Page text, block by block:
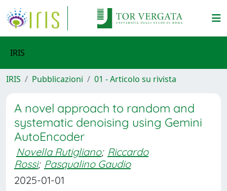
IRIS
IRIS Pubblicazioni 01 - Articolo su rivista
A novel approach to random and
systematic denoising using Gemini
AutoEncoder
Novella Rutigliano; Riccardo
Rossi; Pasqualino Gaudio
2025-01-01